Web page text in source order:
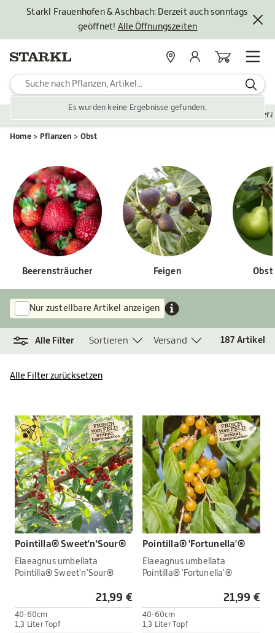
Starkl Frauenhofen & Aschbach: Derzeit auch sonntags
geöffnet! Alle Öffnungszeiten
Es wurden keine Ergebnisse gefunden.
StandorteMein KontoWarenkorb
Zubehör Gartengestaltung
Home Pflanzen Obst
Beerensträucher Feigen
Nur zustellbare Artikel anzeigen
Alle Filter Sortieren Versand 187 Artikel
Alle Filter zurücksetzen
Pointilla® Sweet'n'Sour®
Elaeagnus umbellata
Pointilla® Sweet'n'Sour®
21,99 €
40-60cm
1,3 Liter Topf
Pointilla® 'Fortunella'®
Elaeagnus umbellata
Pointilla® 'Fortunella'®
21,99 €
40-60cm
1,3 Liter Topf